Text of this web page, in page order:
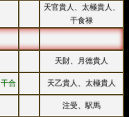
天官貴人、太極貴人、
干食禄
天財、月徳貴人
干合 天乙貴人、太極貴人
注受、駅馬